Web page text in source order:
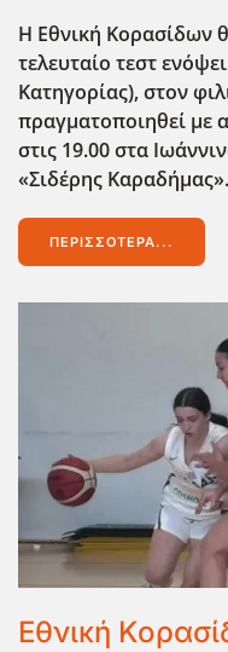
Η Εθνική Κορασίδων
τελευταίο τεστ
Κατηγορίας), στον
πραγματοποιηθεί με
στις 19.00 στα
«Σιδέρης Καραδήμας».
ΠΕΡΙΣΣΌΤΕΡΑ...
Εθνική